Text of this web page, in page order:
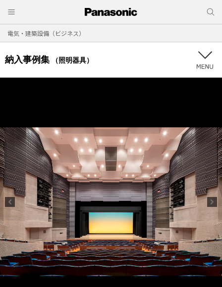
電気・建築設備（ビジネス）
納入事例集 （照明器具）